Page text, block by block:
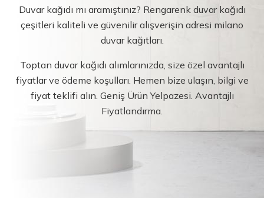
Duvar kağıdı mı aramıştınız? Rengarenk duvar kağıdı
çeşitleri kaliteli ve güvenilir alışverişin adresi milano
duvar kağıtları.
Toptan duvar kağıdı alımlarınızda, size özel avantajlı
fiyatlar ve ödeme koşulları. Hemen bize ulaşın, bilgi ve
fiyat teklifi alın. Geniş Ürün Yelpazesi. Avantajlı
Fiyatlandırma.